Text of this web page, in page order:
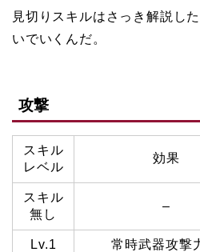
見切りスキルはさっき解説し
いでいくんだ。
攻撃
スキル
レベル
効果
スキル
無し
–
Lv.1 常時武器攻撃